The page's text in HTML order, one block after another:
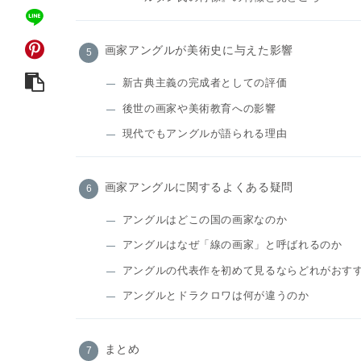
画家アングルが美術史に与えた影響
新古典主義の完成者としての評価
後世の画家や美術教育への影響
現代でもアングルが語られる理由
画家アングルに関するよくある疑問
アングルはどこの国の画家なのか
アングルはなぜ「線の画家」と呼ばれるのか
アングルの代表作を初めて見るならどれがおす
アングルとドラクロワは何が違うのか
まとめ